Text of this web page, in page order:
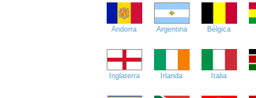
Andorra Argentina Bélgica
Inglaterra Irlanda Italia